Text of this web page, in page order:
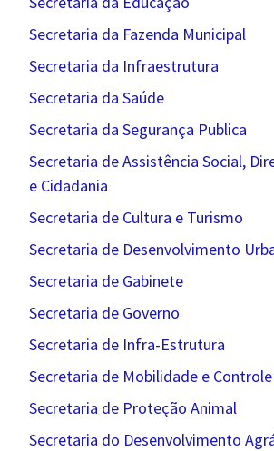
Secretaria da Fazenda Municipal
Secretaria da Infraestrutura
Secretaria da Saúde
Secretaria da Segurança Publica
Secretaria de Assistência Social,
e Cidadania
Secretaria de Cultura e Turismo
Secretaria de Desenvolvimento
Secretaria de Gabinete
Secretaria de Governo
Secretaria de Infra-Estrutura
Secretaria de Mobilidade e
Secretaria de Proteção Animal
Secretaria do Desenvolvimento